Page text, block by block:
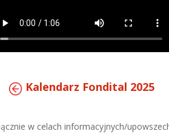
Kalendarz Fondital 2025
w celach informacyjnych/